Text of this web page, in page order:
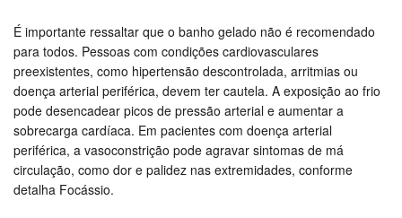
É importante ressaltar que o banho gelado não é recomendado
para todos. Pessoas com condições cardiovasculares
preexistentes, como hipertensão descontrolada, arritmias ou
doença arterial periférica, devem ter cautela. A exposição ao frio
pode desencadear picos de pressão arterial e aumentar a
sobrecarga cardíaca. Em pacientes com doença arterial
periférica, a vasoconstrição pode agravar sintomas de má
circulação, como dor e palidez nas extremidades, conforme
detalha Focássio.